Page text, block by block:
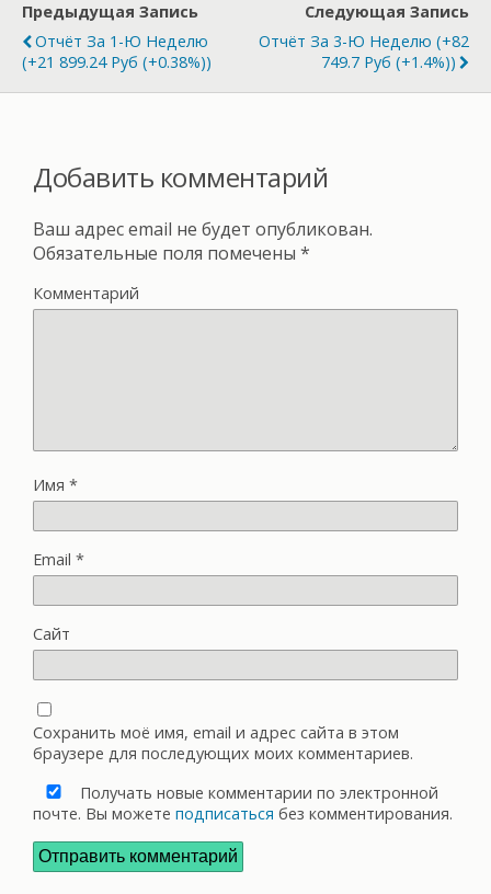
Предыдущая Запись
Отчёт За 1-Ю Неделю
(+21 899.24 Руб (+0.38%))
Следующая Запись
Отчёт За 3-Ю Неделю (+82
749.7 Руб (+1.4%))
Добавить комментарий
Ваш адрес email не будет опубликован.
Обязательные поля помечены *
Комментарий
Имя *
Email *
Сайт
Сохранить моё имя, email и адрес сайта в этом
браузере для последующих моих комментариев.
Получать новые комментарии по электронной
почте. Вы можете подписаться без комментирования.